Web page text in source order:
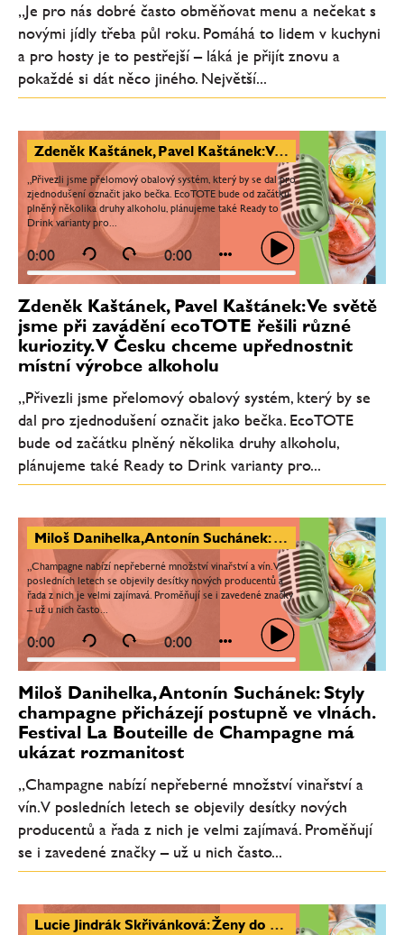
„Je pro nás dobré často obměňovat menu a nečekat s
novými jídly třeba půl roku. Pomáhá to lidem v kuchyni
a pro hosty je to pestřejší – láká je přijít znovu a
pokaždé si dát něco jiného. Největší...
Zdeněk Kaštánek, Pavel Kaštánek: Ve světě jsme při zavádění ecoTOTE řešili různé kuriozity. V Česku chceme upřednostnit místní výrobce alkoholu
„Přivezli jsme přelomový obalový systém, který by se dal pro
zjednodušení označit jako bečka. EcoTOTE bude od začátku
plněný několika druhy alkoholu, plánujeme také Ready to
Drink varianty pro...
0:00 0:00
Zdeněk Kaštánek, Pavel Kaštánek: Ve světě
jsme při zavádění ecoTOTE řešili různé
kuriozity. V Česku chceme upřednostnit
místní výrobce alkoholu
„Přivezli jsme přelomový obalový systém, který by se
dal pro zjednodušení označit jako bečka. EcoTOTE
bude od začátku plněný několika druhy alkoholu,
plánujeme také Ready to Drink varianty pro...
Miloš Danihelka, Antonín Suchánek: Styly champagne přicházejí postupně ve vlnách. Festival La Bouteille de Champagne má ukázat rozmanitost
„Champagne nabízí nepřeberné množství vinařství a vín. V
posledních letech se objevily desítky nových producentů a
řada z nich je velmi zajímavá. Proměňují se i zavedené značky
– už u nich často...
0:00 0:00
Miloš Danihelka, Antonín Suchánek: Styly
champagne přicházejí postupně ve vlnách.
Festival La Bouteille de Champagne má
ukázat rozmanitost
„Champagne nabízí nepřeberné množství vinařství a
vín. V posledních letech se objevily desítky nových
producentů a řada z nich je velmi zajímavá. Proměňují
se i zavedené značky – už u nich často...
Lucie Jindrák Skřivánková: Ženy do umění i gastronomie vnáší úplně jiné prvky, než muži